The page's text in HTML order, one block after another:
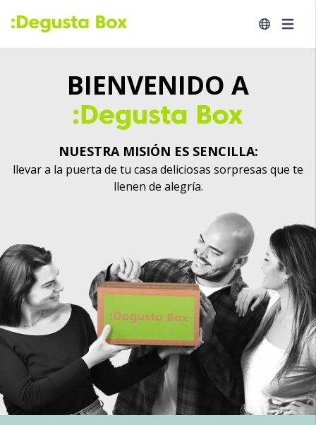
BIENVENIDO A
NUESTRA MISIÓN ES SENCILLA:
llevar a la puerta de tu casa deliciosas sorpresas que te
llenen de alegría.